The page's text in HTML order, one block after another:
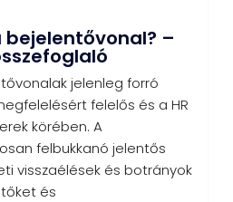
bejelentővonal? –
jelenleg forró
felelős és a HR
körében. A
felbukkanó jelentős
visszaélések és botrányok
és